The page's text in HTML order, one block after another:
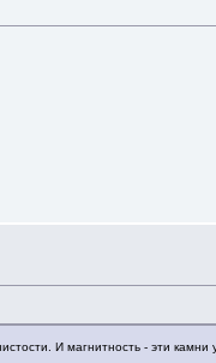
И магнитность - эти